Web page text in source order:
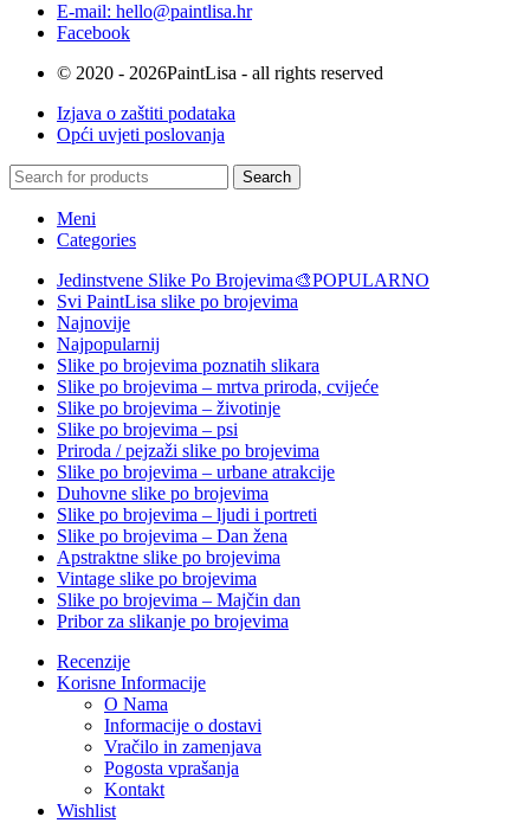
E-mail: hello@paintlisa.hr
Facebook
© 2020 - 2026PaintLisa - all rights reserved
Izjava o zaštiti podataka
Opći uvjeti poslovanja
Search
Meni
Categories
Jedinstvene Slike Po Brojevima🎨POPULARNO
Svi PaintLisa slike po brojevima
Najnovije
Najpopularnij
Slike po brojevima poznatih slikara
Slike po brojevima – mrtva priroda, cvijeće
Slike po brojevima – životinje
Slike po brojevima – psi
Priroda / pejzaži slike po brojevima
Slike po brojevima – urbane atrakcije
Duhovne slike po brojevima
Slike po brojevima – ljudi i portreti
Slike po brojevima – Dan žena
Apstraktne slike po brojevima
Vintage slike po brojevima
Slike po brojevima – Majčin dan
Pribor za slikanje po brojevima
Recenzije
Korisne Informacije
O Nama
Informacije o dostavi
Vračilo in zamenjava
Pogosta vprašanja
Kontakt
Wishlist